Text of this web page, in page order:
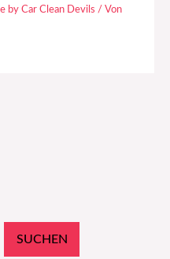
by Car Clean Devils / Von
SUCHEN